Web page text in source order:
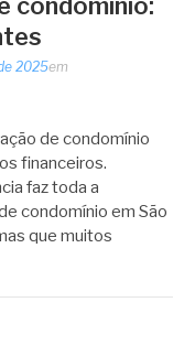
2025em
de condomínio
financeiros.
faz toda a
condomínio em São
que muitos